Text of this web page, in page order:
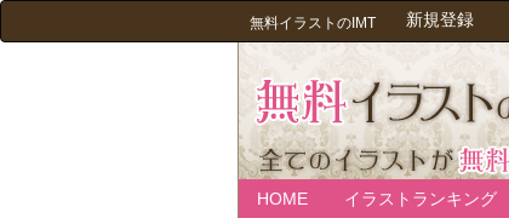
無料イラストのIMT 新規登録
HOME イラストランキング